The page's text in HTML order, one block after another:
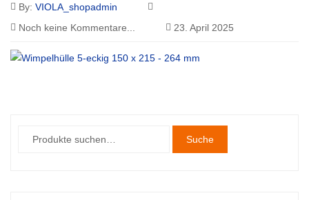
By: VIOLA_shopadmin
Noch keine Kommentare...
23. April 2025
Suche